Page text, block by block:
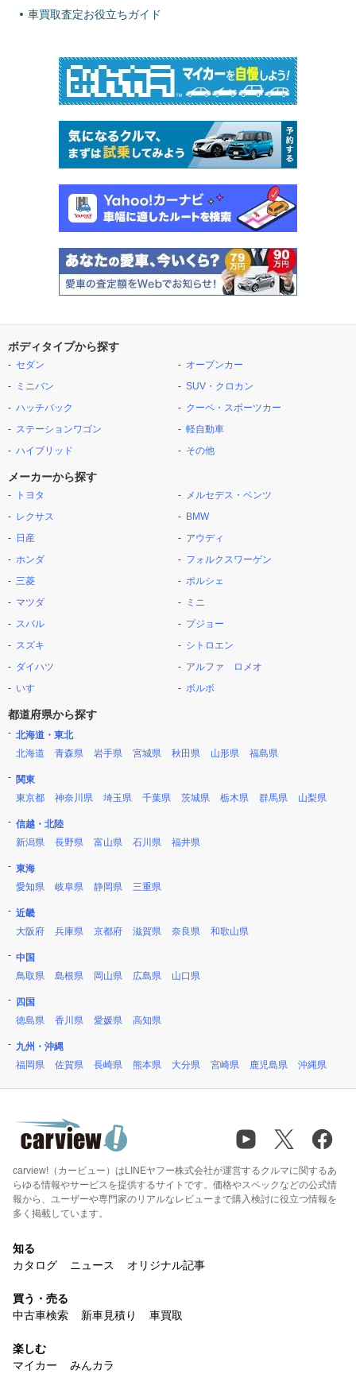
車買取査定お役立ちガイド
ボディタイプから探す
セダン
ミニバン
ハッチバック
ステーションワゴン
ハイブリッド
オープンカー
SUV・クロカン
クーペ・スポーツカー
軽自動車
その他
メーカーから探す
トヨタ
レクサス
日産
ホンダ
三菱
マツダ
スバル
スズキ
ダイハツ
いすゞ
メルセデス・ベンツ
BMW
アウディ
フォルクスワーゲン
ポルシェ
ミニ
プジョー
シトロエン
アルファ ロメオ
ボルボ
都道府県から探す
北海道・東北
北海道
青森県 岩手県 宮城県 秋田県 山形県 福島県
関東
東京都
神奈川県 埼玉県 千葉県 茨城県 栃木県 群馬県 山梨県
信越・北陸
新潟県
長野県 富山県 石川県 福井県
東海
愛知県
岐阜県 静岡県 三重県
近畿
大阪府
兵庫県 京都府 滋賀県 奈良県 和歌山県
中国
鳥取県
島根県 岡山県 広島県 山口県
四国
徳島県
香川県 愛媛県 高知県
九州・沖縄
福岡県
佐賀県 長崎県 熊本県 大分県 宮崎県 鹿児島県 沖縄県
carview!（カービュー）はLINEヤフー株式会社が運営するクルマに関するあ
らゆる情報やサービスを提供するサイトです。価格やスペックなどの公式情
報から、ユーザーや専門家のリアルなレビューまで購入検討に役立つ情報を
多く掲載しています。
知る
カタログ
ニュース オリジナル記事
買う・売る
中古車検索
新車見積り 車買取
楽しむ
マイカー
みんカラ